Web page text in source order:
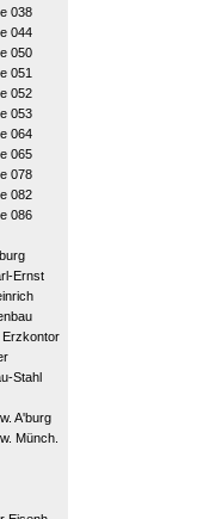
038
044
050
051
052
053
064
065
078
082
086
Ernst
Stahl
A'burg
Münch.